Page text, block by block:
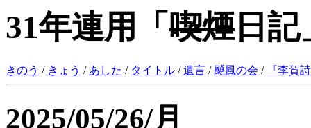
31年連用「 喫煙日記
きのう / きょう / あした / タイトル /遺言 / 飇風の会 / 『李賀
2025/05/26/月